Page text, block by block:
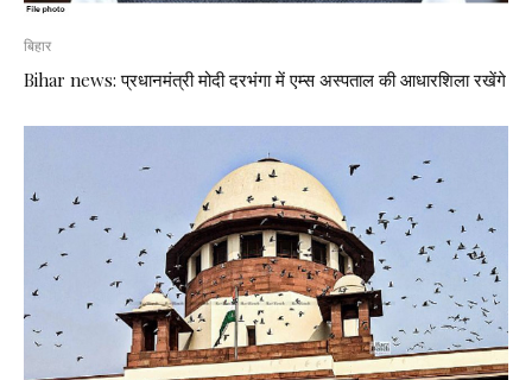
बिहार
Bihar news: प्रधानमंत्री मोदी दरभंगा में एम्स अस्पताल की आधारशिला रखेंगे